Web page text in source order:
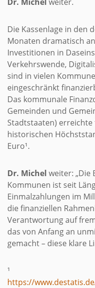
Die Kassenlage in den
Monaten dramatisch
Investitionen in
Verkehrswende,
sind in vielen
eingeschränkt
Das kommunale
Gemeinden und
Stadtstaaten) erreichte
historischen
Euro¹.
Dr. Michel weiter: „Die
Kommunen ist seit
Einmalzahlungen im
die finanziellen
Verantwortung auf
das von Anfang an
gemacht – diese klare
¹
https://